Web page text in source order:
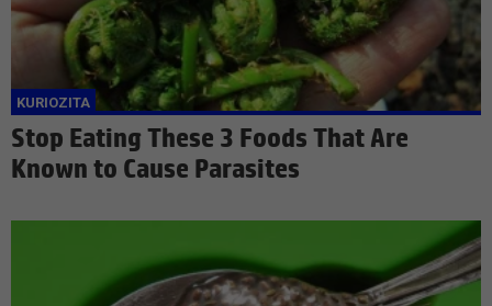
Stop Eating These 3 Foods That Are
Known to Cause Parasites